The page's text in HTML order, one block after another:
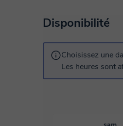
adaptée aux besoins
Disponibilité
Choisissez une
Les heures sont